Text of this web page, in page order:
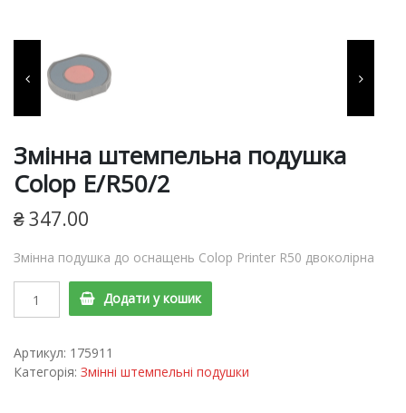
для виготовлення печаток
та штампів, продукція для
Змінна штемпельна подушка
Colop E/R50/2
₴347.00
Змінна подушка до оснащень Colop Printer R50 двоколірна
штемпельна
Colop
E/R50/2
quantity
Додати у кошик
Артикул: 175911
Категорія: Змінні штемпельні подушки